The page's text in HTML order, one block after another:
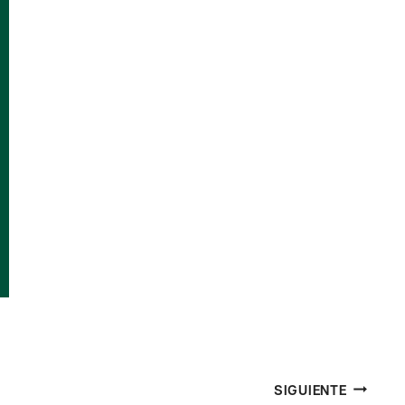
SIGUIENTE